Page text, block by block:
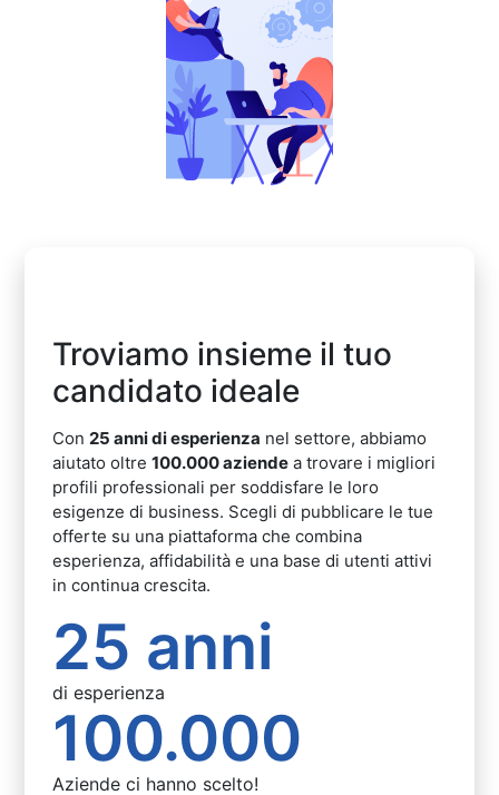
Troviamo insieme il tuo
candidato ideale
Con25 anni di esperienza nel settore, abbiamo
aiutato oltre100.000 aziende a trovare i migliori
profili professionali per soddisfare le loro
esigenze di business. Scegli di pubblicare le tue
offerte su una piattaforma che combina
esperienza, affidabilità e una base di utenti attivi
in continua crescita.
25 anni
di esperienza
100.000
Aziende ci hanno scelto!